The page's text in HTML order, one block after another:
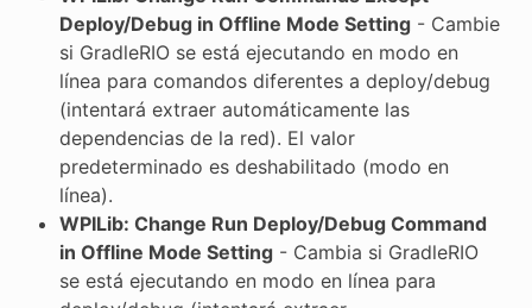
Deploy/Debug in Offline Mode Setting- Cambie
si GradleRIO se está ejecutando en modo en
línea para comandos diferentes a deploy/debug
(intentará extraer automáticamente las
dependencias de la red). El valor
predeterminado es deshabilitado (modo en
línea).
WPILib: Change Run Deploy/Debug Command
in Offline Mode Setting- Cambia si GradleRIO
se está ejecutando en modo en línea para